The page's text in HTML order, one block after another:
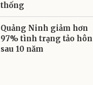
thống
Quảng Ninh giảm hơn
97% tình trạng tảo hôn
sau 10 năm